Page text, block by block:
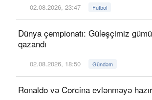
02.08.2026, 23:47 Futbol
Dünya çempionatı: Güləşçimiz
qazandı
02.08.2026, 18:50 Gündəm
Ronaldo və Corcina evlənməyə